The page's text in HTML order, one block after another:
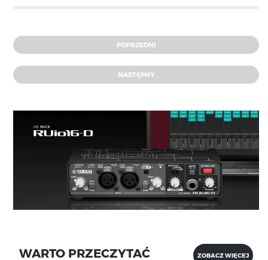
POPRZEDNI
NASTĘPNY
WARTO PRZECZYTAĆ ZOBACZ WIĘCEJ